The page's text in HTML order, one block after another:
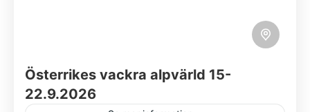
Österrikes vackra alpvärld 15-
22.9.2026